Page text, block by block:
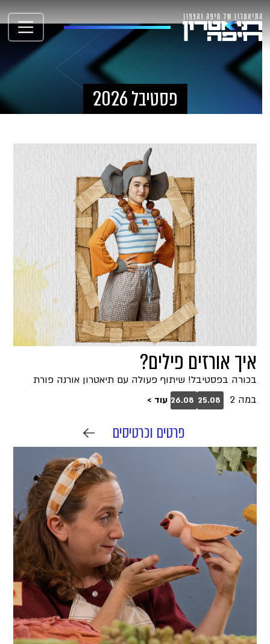
פסטיבל 2026
איך אורזים פילים?
בכורה בפסטיבל! שיתוף פעולה עם תיאטרון אורנה פורת
במה 2
25.08
26.08 עוד >
פרטים וכרטיסים